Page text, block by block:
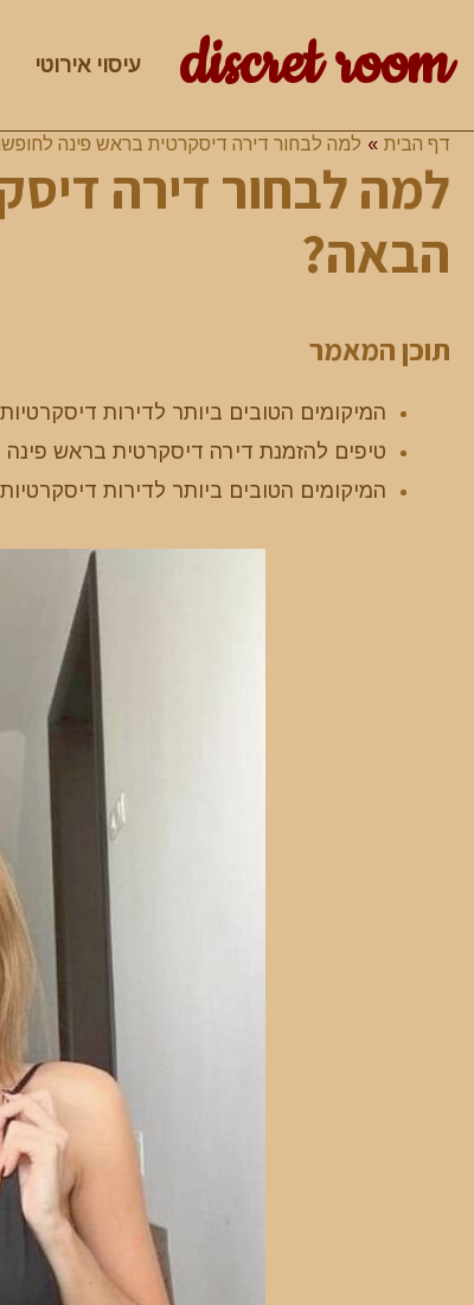
discret room עיסוי אירוטי
דף הבית למה לבחור דירה דיסקרטית בראש פינה
למה לבחור דירה
הבאה?
תוכן המאמר
המיקומים הטובים ביותר לדירות
טיפים להזמנת דירה דיסקרטית בראש פינה
המיקומים הטובים ביותר לדירות